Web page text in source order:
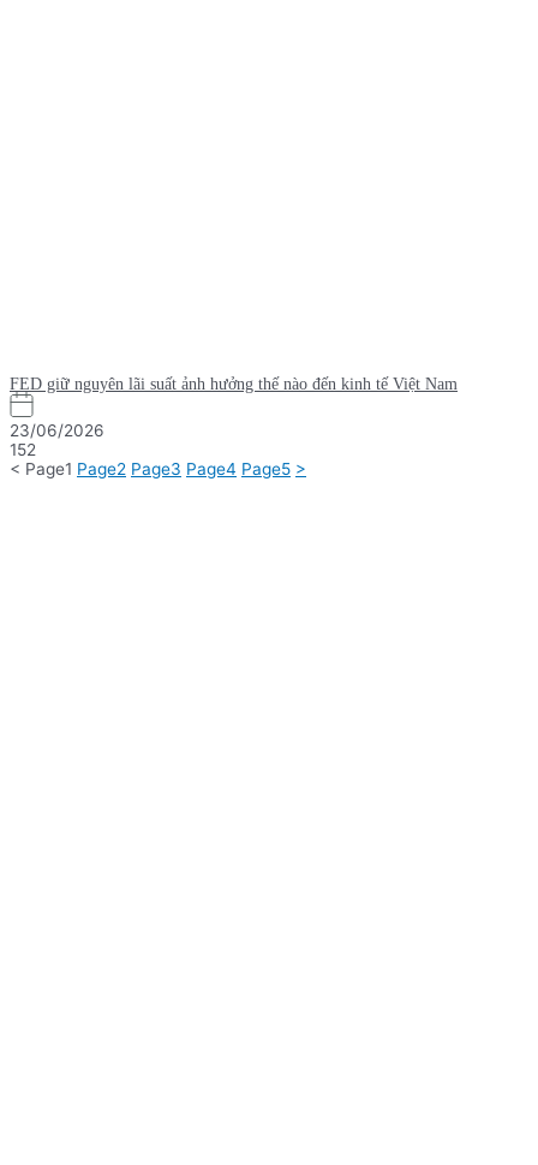
FED giữ nguyên lãi suất ảnh hưởng thế nào đến kinh tế Việt Nam
23/06/2026
152
< Page1 Page2 Page3 Page4 Page5 >